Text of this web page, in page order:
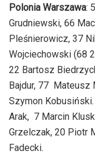
Polonia Warszawa:
Grudniewski, 66
Pleśnierowicz, 37
Wojciechowski (68
22 Bartosz
Bajdur, 77
Szymon Kobusiński.
Arak, 7 Marcin
Grzelczak, 20 Piotr
Fadecki.